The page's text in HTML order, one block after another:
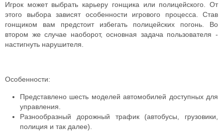
Игрок может выбрать карьеру гонщика или полицейского. От
этого выбора зависят особенности игрового процесса. Став
гонщиком вам предстоит избегать полицейских погонь. Во
втором же случае наоборот, основная задача пользователя -
настигнуть нарушителя.
Особенности:
Представлено шесть моделей автомобилей доступных для
управления.
Разнообразный дорожный трафик (автобусы, грузовики,
полиция и так далее).